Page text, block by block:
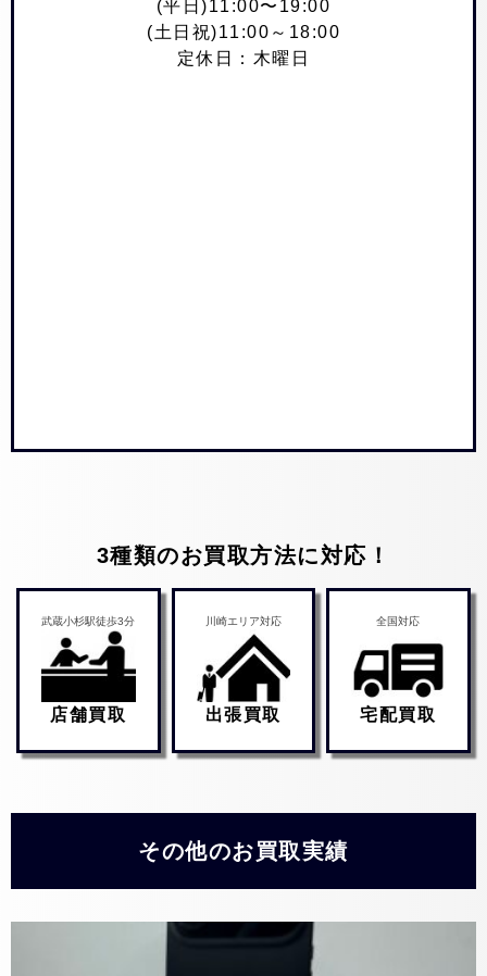
(平日)11:00〜19:00
(土日祝)11:00～18:00
定休日：木曜日
3種類のお買取方法に対応！
武蔵小杉駅徒歩3分
店舗買取
川崎エリア対応
出張買取
全国対応
宅配買取
その他のお買取実績